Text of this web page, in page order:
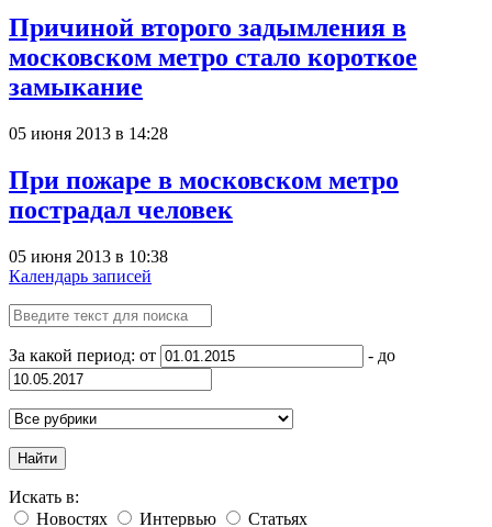
Причиной второго задымления в
московском метро стало короткое
замыкание
05 июня 2013 в 14:28
При пожаре в московском метро
пострадал человек
05 июня 2013 в 10:38
Календарь записей
За какой период: от - до
Найти
Искать в:
Новостях
Интервью Статьях